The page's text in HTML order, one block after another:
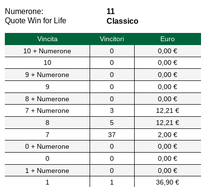
Numerone:
11
Quote Win for Life
Classico
Vincita Vincitori
Euro
10 + Numerone
0
0,00 €
10
0
0,00 €
9 + Numerone
0
0,00 €
9
0
0,00 €
8 + Numerone
0
0,00 €
7 + Numerone
3
12,21 €
8
5
12,21 €
7
37
2,00 €
0 + Numerone
0
0,00 €
0
0
0,00 €
1 + Numerone
0
0,00 €
1
1
36,90 €